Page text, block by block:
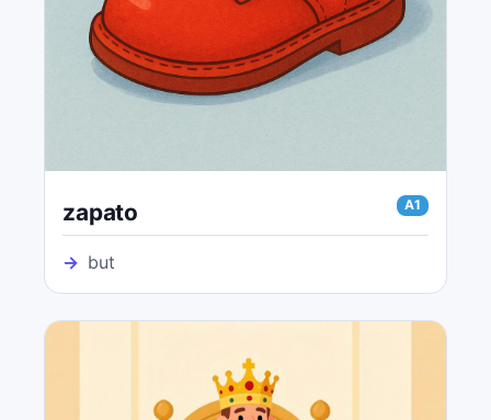
zapato A1
→ but